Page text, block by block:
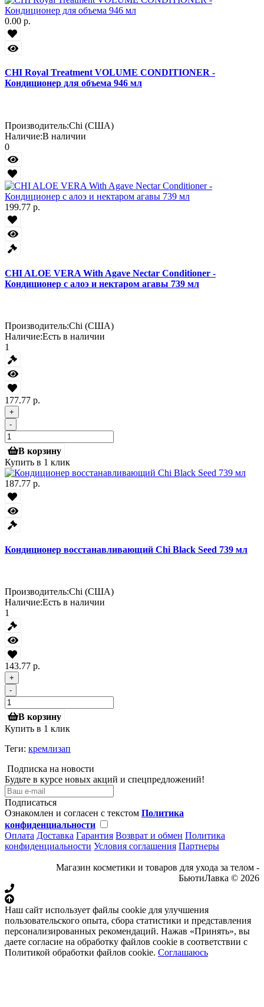
0.00 р.
CHI Royal Treatment VOLUME CONDITIONER -
Кондиционер для объема 946 мл
Производитель:Chi (США)
Наличие:В наличии
0
199.77 р.
CHI ALOE VERA With Agave Nectar Conditioner -
Кондиционер с алоэ и нектаром агавы 739 мл
Производитель:Chi (США)
Наличие:Есть в наличии
1
177.77 р.
+
-
В корзину
Купить в 1 клик
187.77 р.
Кондиционер восстанавливающий Chi Black Seed 739 мл
Производитель:Chi (США)
Наличие:Есть в наличии
1
143.77 р.
+
-
В корзину
Купить в 1 клик
Теги: кремлизап
Подписка на новости
Будьте в курсе новых акций и спецпредложений!
Подписаться
Ознакомлен и согласен с текстом Политика
конфиденциальности
Оплата Доставка Гарантия Возврат и обмен Политика
конфиденциальности Условия соглашения Партнеры
Магазин косметики и товаров для ухода за телом -
БьютиЛавка © 2026
Наш сайт использует файлы cookie для улучшения
пользовательского опыта, сбора статистики и представления
персонализированных рекомендаций. Нажав «Принять», вы
даете согласие на обработку файлов cookie в соответствии с
Политикой обработки файлов cookie. Соглашаюсь